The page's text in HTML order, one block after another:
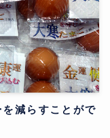
減らすことがで